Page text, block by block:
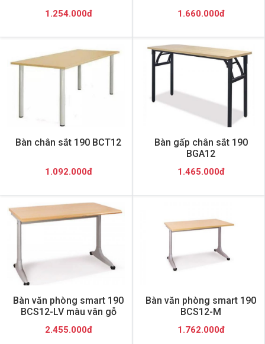
1.254.000đ 1.660.000đ
Bàn chân sắt 190 BCT12
1.092.000đ
Bàn gấp chân sắt 190
BGA12
1.465.000đ
Bàn văn phòng smart 190
BCS12-LV màu vân gỗ
2.455.000đ
Bàn văn phòng smart 190
BCS12-M
1.762.000đ